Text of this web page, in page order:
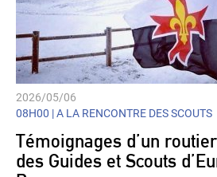
2026/05/06
08H00 |A LA RENCONTRE DES SCOUTS
Témoignages d’un
des Guides et Scouts